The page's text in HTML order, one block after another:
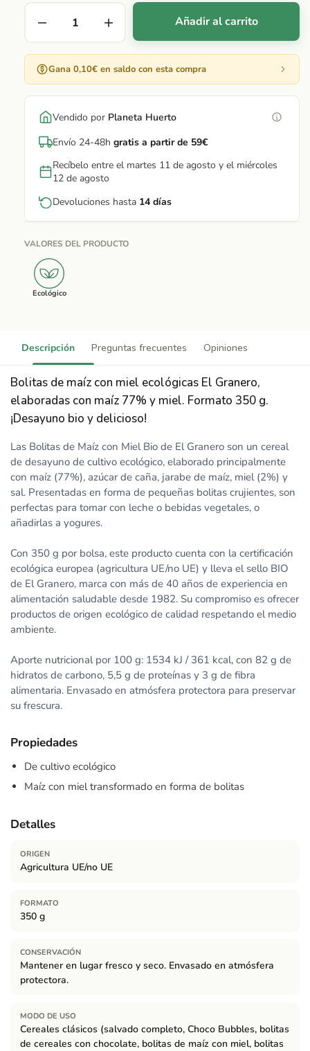
Añadir al carrito
Gana 0,10€ en saldo con esta compra
Vendido por Planeta Huerto
Envío 24-48h gratis a partir de 59€
Recíbelo entre el martes 11 de agosto y el miércoles
12 de agosto
Devoluciones hasta 14 días
VALORES DEL PRODUCTO
Ecológico
Descripción Preguntas frecuentes Opiniones
Bolitas de maíz con miel ecológicas El Granero,
elaboradas con maíz 77% y miel. Formato 350 g.
¡Desayuno bio y delicioso!
Las Bolitas de Maíz con Miel Bio de El Granero son un cereal
de desayuno de cultivo ecológico, elaborado principalmente
con maíz (77%), azúcar de caña, jarabe de maíz, miel (2%) y
sal. Presentadas en forma de pequeñas bolitas crujientes, son
perfectas para tomar con leche o bebidas vegetales, o
añadirlas a yogures.
Con 350 g por bolsa, este producto cuenta con la certificación
ecológica europea (agricultura UE/no UE) y lleva el sello BIO
de El Granero, marca con más de 40 años de experiencia en
alimentación saludable desde 1982. Su compromiso es ofrecer
productos de origen ecológico de calidad respetando el medio
ambiente.
Aporte nutricional por 100 g: 1534 kJ / 361 kcal, con 82 g de
hidratos de carbono, 5,5 g de proteínas y 3 g de fibra
alimentaria. Envasado en atmósfera protectora para preservar
su frescura.
Propiedades
De cultivo ecológico
Maíz con miel transformado en forma de bolitas
Detalles
ORIGEN
Agricultura UE/no UE
FORMATO
350 g
CONSERVACIÓN
Mantener en lugar fresco y seco. Envasado en atmósfera
protectora.
MODO DE USO
Cereales clásicos (salvado completo, Choco Bubbles, bolitas
de cereales con chocolate, bolitas de maíz con miel, bolitas